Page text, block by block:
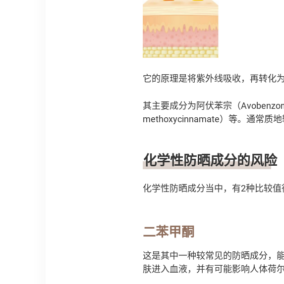
它的原理是将紫外线吸收，再转化
其主要成分为阿伏苯宗（
methoxycinnamate）等。通常质
化学性防晒成分的风险
化学性防晒成分当中，有2种比较值
二苯甲酮
这是其中一种较常见的防晒成分，
肤进入血液，并有可能影响人体荷